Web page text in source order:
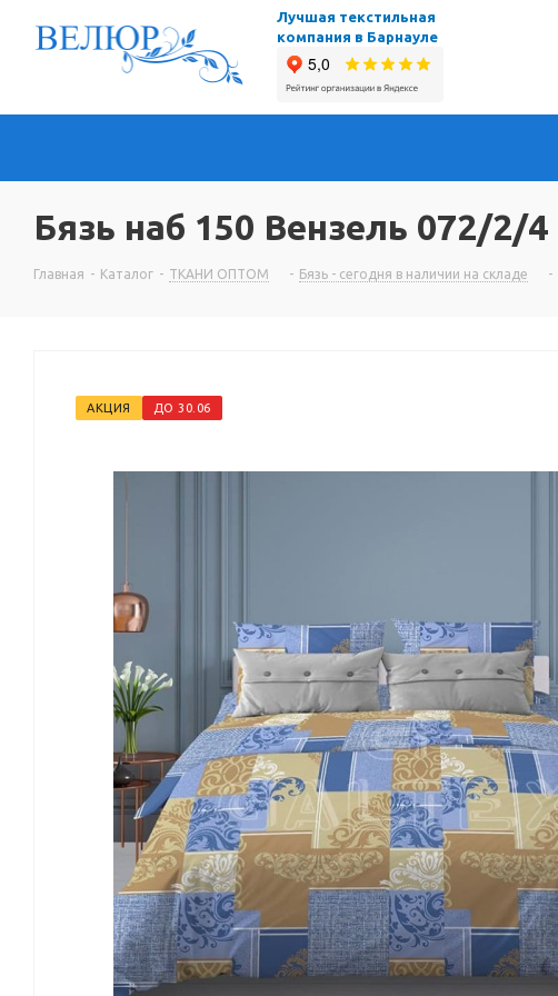
Лучшая текстильная
компания в Барнауле
Бязь наб 150 Вензель 072/2/4
Главная - Каталог - ТКАНИ ОПТОМ - Бязь - сегодня в наличии на складе -
АКЦИЯ ДО 30.06